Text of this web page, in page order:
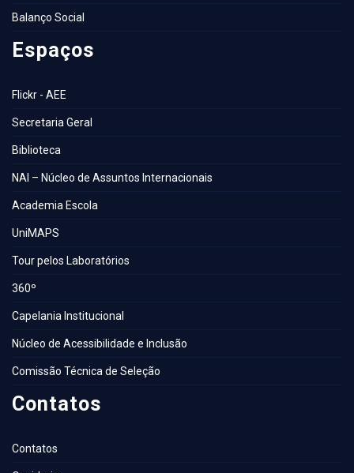
Balanço Social
Espaços
Flickr - AEE
Secretaria Geral
Biblioteca
NAI – Núcleo de Assuntos Internacionais
Academia Escola
UniMAPS
Tour pelos Laboratórios
360º
Capelania Institucional
Núcleo de Acessibilidade e Inclusão
Comissão Técnica de Seleção
Contatos
Contatos